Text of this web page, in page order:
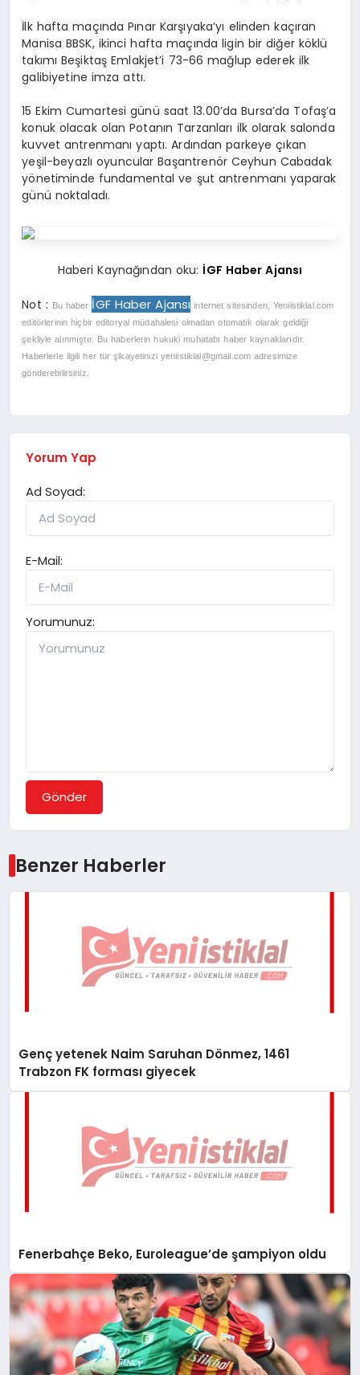
İlk hafta maçında Pınar Karşıyaka’yı elinden kaçıran
Manisa BBSK, ikinci hafta maçında ligin bir diğer köklü
takımı Beşiktaş Emlakjet’i 73-66 mağlup ederek ilk
galibiyetine imza attı.
15 Ekim Cumartesi günü saat 13.00’da Bursa’da Tofaş’a
konuk olacak olan Potanın Tarzanları ilk olarak salonda
kuvvet antrenmanı yaptı. Ardından parkeye çıkan
yeşil-beyazlı oyuncular Başantrenör Ceyhun Cabadak
yönetiminde fundamental ve şut antrenmanı yaparak
günü noktaladı.
Haberi Kaynağından oku: İGF Haber Ajansı
Not : Bu haber İGF Haber Ajansı internet sitesinden, Yeniistiklal.com
editörlerinin hiçbir editoryal müdahalesi olmadan otomatik olarak geldiği
şekliyle alınmıştır. Bu haberlerin hukuki muhatabı haber kaynaklarıdır.
Haberlerle ilgili her tür şikayetinizi yeniistiklal@gmail.com adresimize
gönderebilirsiniz.
Yorum Yap
Ad Soyad:
E-Mail:
Yorumunuz:
Gönder
Benzer Haberler
Genç yetenek Naim Saruhan Dönmez, 1461
Trabzon FK forması giyecek
Fenerbahçe Beko, Euroleague’de şampiyon oldu